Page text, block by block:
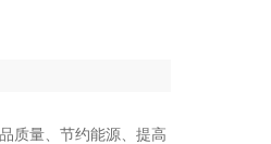
质量、节约能源、提高